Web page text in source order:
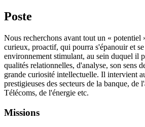
Poste
Nous recherchons avant tout un « potentiel
curieux, proactif, qui pourra s'épanouir et
environnement stimulant, au sein duquel il
qualités relationnelles, d'analyse, son sens
grande curiosité intellectuelle. Il intervient
prestigieuses des secteurs de la banque, de
Télécoms, de l'énergie etc.
Missions